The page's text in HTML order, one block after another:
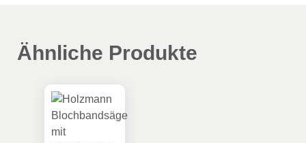
Ähnliche Produkte